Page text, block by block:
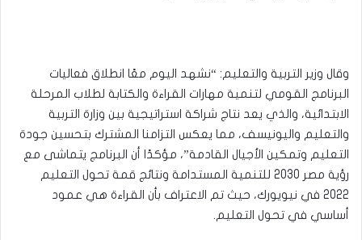
وقال وزير التربية والتعليم: “نشهد اليوم معًا انطلاق فعاليات
البرنامج القومي لتنمية مهارات القراءة والكتابة لطلاب المرحلة
الابتدائية، والذي يعد نتاج شراكة استراتيجية بين وزارة التربية
والتعليم واليونيسف، مما يعكس التزامنا المشترك بتحسين جودة
التعليم وتمكين الأجيال القادمة”، مؤكدًا أن البرنامج يتماشى مع
رؤية مصر 2030 للتنمية المستدامة ونتائج قمة تحول التعليم
2022 في نيويورك، حيث تم الاعتراف بأن القراءة هي عمود
أساسي في تحول التعليم.